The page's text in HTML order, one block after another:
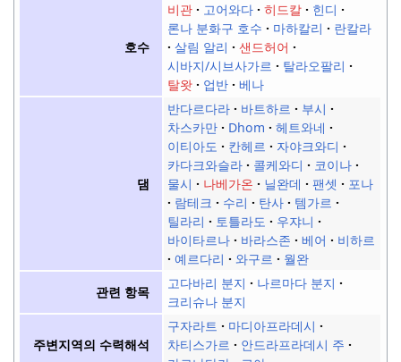
호수
비관 고어와다 히드칼
힌디
론나 분화구 호수
마하칼리
란칼라
살림 알리
샌드허어
시바지/시브사가르
탈라오팔리
탈왓
업반 베나
댐
반다르다라 바트하르
부시
차스카만
Dhom
헤트와네
이티아도
칸헤르
자야크와디
카다크와슬라
콜케와디
코이나
물시
나베가온 닐완데 팬셋
포나
람테크
수리 탄사
템가르
틸라리
토틀라도
우쟈니
바이타르나
바라스존 베어
비하르
예르다리
와구르
월완
관련 항목
고다바리 분지
나르마다 분지
크리슈나 분지
주변지역의 수력해석
구자라트
마디아프라데시
차티스가르
안드라프라데시 주